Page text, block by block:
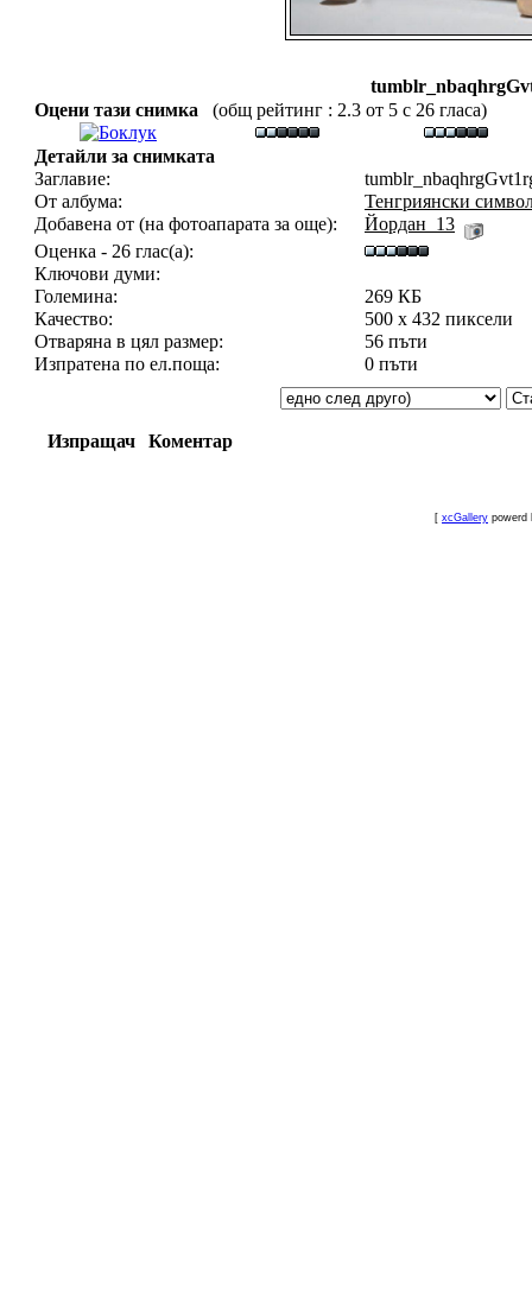
Оцени тази снимка
(общ рейтинг : 2.3 от 5 с 26 гласа)
Детайли за снимката
Заглавие:
От албума:
Тенгриянски
Добавена от (на фотоапарата за още):
Йордан_13
Оценка - 26 глас(а):
Ключови думи:
Големина:
269 КБ
Качество:
500 x 432 пиксели
Отваряна в цял размер:
56 пъти
Изпратена по ел.поща:
0 пъти
Изпращач Коментар
[ xcGallery